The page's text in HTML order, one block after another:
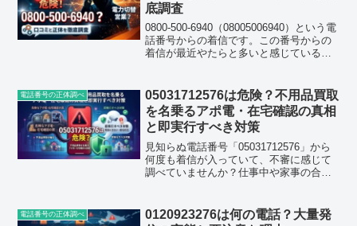
底調査
0800-500-6940（08005006940）という電
話番号からの着信です。この番号からの
着信が最近やたらと多いと感じている人
装いながら、実態がはっきりしない業
者...
電話番号の正体調べ
05031712576は危険？不用品買取
を名乗るアポ電・在宅確認の真相
と即実行すべき対策
見知らぬ電話番号「05031712576」から
何度も着信が入っていて、不審に感じて
調べていませんか？仕事中や家事の合
安になりますよね。「どこからの電話だ
ろう」「重要な連...
電話番号の正体調べ
0120923276は何の電話？大量発